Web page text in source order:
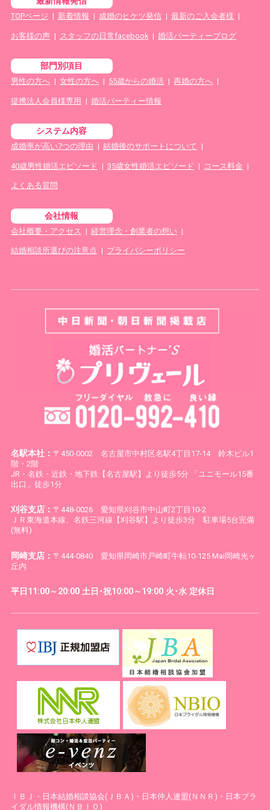
TOPページ | 新着情報 | 成婚のヒケツ発信 | 最新のご入会者様 |
お客様の声| スタッフの日常facebook | 婚活パーティーブログ
部門別項目
男性の方へ| 女性の方へ | 55歳からの婚活 | 再婚の方へ |
提携法人会員様専用 | 婚活パーティー情報
システム内容
成婚率が高い7つの理由 | 結婚後のサポートについて |
40歳男性婚活エピソード | 35歳女性婚活エピソード | コース料金 |
よくある質問
会社情報
会社概要・アクセス | 経営理念・創業者の想い |
結婚相談所選びの注意点 | プライバシーポリシー
名駅本社： 〒450-0002 名古屋市中村区名駅4丁目17-14 鈴木ビル1
階・2階
JR・名鉄・近鉄・地下鉄【名古屋駅】より徒歩5分 「ユニモール15番
出口」徒歩1分
刈谷支店： 〒448-0026 愛知県刈谷市中山町2丁目10-2
ＪＲ東海道本線、名鉄三河線【刈谷駅】より徒歩3分 駐車場5台完備
(無料)
岡崎支店： 〒444-0840 愛知県岡崎市戸崎町牛転10-125 Mai岡崎光ヶ
丘内
平日11:00～20:00 土日･祝10:00～19:00 火･水 定休日
ⅠＢＪ・日本結婚相談協会(ＪＢＡ)・日本仲人連盟(ＮＮＲ)・日本ブラ
イダル情報機構(ＮＢＩＯ)